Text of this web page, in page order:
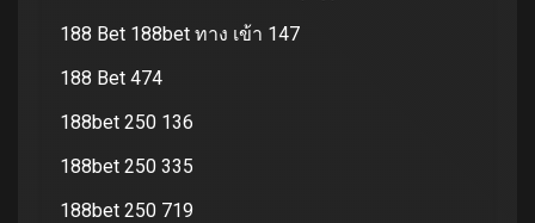
188 Bet 188bet ทาง เข้า 147
188 Bet 474
188bet 250 136
188bet 250 335
188bet 250 719